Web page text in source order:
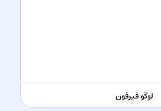
لوگو فیرفون